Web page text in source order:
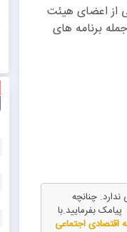
از اعضای هیئت
برنامه های
چنانچه
پیامک بفرمایید.با
اقتصادی اجتماعی